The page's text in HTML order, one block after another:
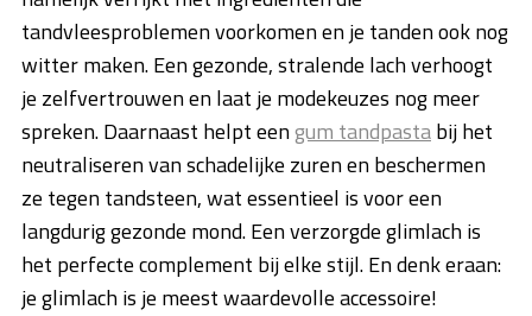
tandvleesproblemen voorkomen en je tanden ook nog
witter maken. Een gezonde, stralende lach verhoogt
je zelfvertrouwen en laat je modekeuzes nog meer
spreken. Daarnaast helpt eengum tandpastabij het
neutraliseren van schadelijke zuren en beschermen
ze tegen tandsteen, wat essentieel is voor een
langdurig gezonde mond. Een verzorgde glimlach is
het perfecte complement bij elke stijl. En denk eraan:
je glimlach is je meest waardevolle accessoire!